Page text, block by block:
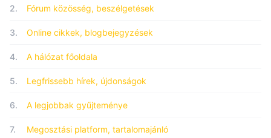
2. Fórum közösség, beszélgetések
3. Online cikkek, blogbejegyzések
4. A hálózat főoldala
5. Legfrissebb hírek, újdonságok
6. A legjobbak gyűjteménye
7. Megosztási platform, tartalomajánló